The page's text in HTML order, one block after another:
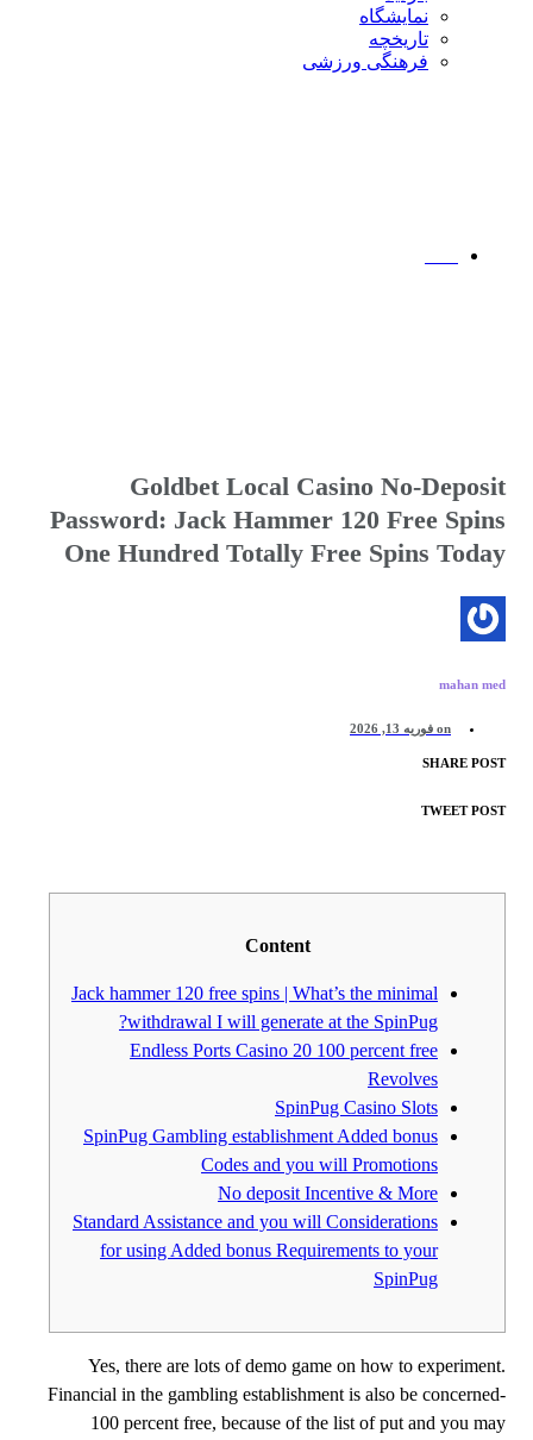
نمایشگاه
تاريخچه
فرهنگی ورزشی
Goldbet Local Casino No-Deposit
Password: Jack Hammer 120 Free Spins
One Hundred Totally Free Spins Today
mahan med
on فوریه 13, 2026
SHARE POST
TWEET POST
Content
Jack hammer 120 free spins | What’s the minimal
withdrawal I will generate at the SpinPug?
Endless Ports Casino 20 100 percent free
Revolves
SpinPug Casino Slots
SpinPug Gambling establishment Added bonus
Codes and you will Promotions
No deposit Incentive & More
Standard Assistance and you will Considerations
for using Added bonus Requirements to your
SpinPug
Yes, there are lots of demo game on how to experiment.
Financial in the gambling establishment is also be concerned-
100 percent free, because of the list of put and you may